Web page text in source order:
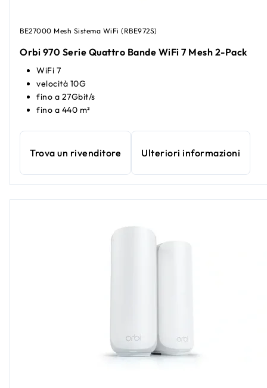
BE27000 Mesh Sistema WiFi (RBE972S)
Orbi 970 Serie Quattro Bande WiFi 7 Mesh 2-Pack
WiFi 7
velocità 10G
fino a 27Gbit/s
fino a 440 m²
Trova un rivenditore Ulteriori informazioni